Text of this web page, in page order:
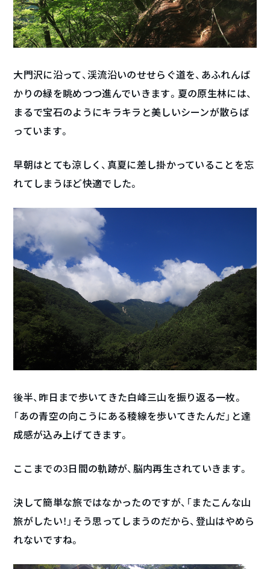
大門沢に沿って、渓流沿いのせせらぐ道を、あふれんば
かりの緑を眺めつつ進んでいきます。夏の原生林には、
まるで宝石のようにキラキラと美しいシーンが散らば
っています。
早朝はとても涼しく、真夏に差し掛かっていることを忘
れてしまうほど快適でした。
後半、昨日まで歩いてきた白峰三山を振り返る一枚。
「あの青空の向こうにある稜線を歩いてきたんだ」と達
成感が込み上げてきます。
ここまでの3日間の軌跡が、脳内再生されていきます。
決して簡単な旅ではなかったのですが、「またこんな山
旅がしたい！」そう思ってしまうのだから、登山はやめら
れないですね。